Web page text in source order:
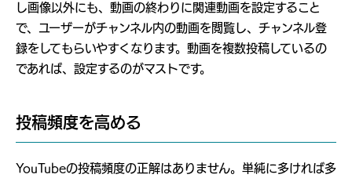
し画像以外にも、動画の終わりに関連動画を設定すること
で、ユーザーがチャンネル内の動画を閲覧し、チャンネル登
録をしてもらいやすくなります。動画を複数投稿しているの
であれば、設定するのがマストです。
投稿頻度を高める
YouTubeの投稿頻度の正解はありません。単純に多ければ多